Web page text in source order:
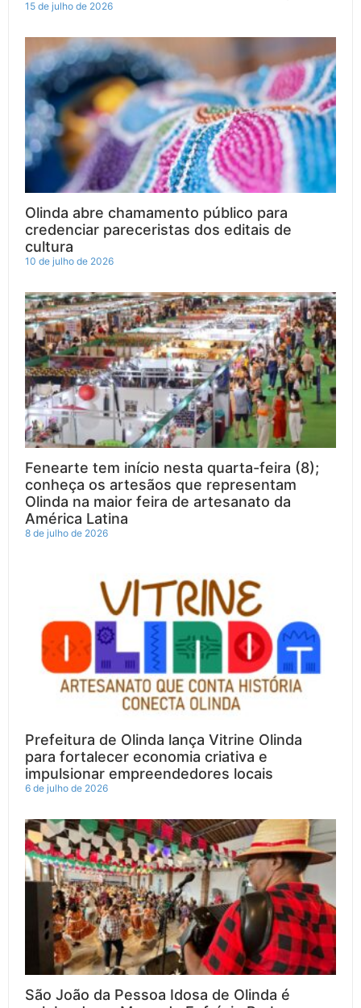
15 de julho de 2026
Olinda abre chamamento público para
credenciar pareceristas dos editais de
cultura
10 de julho de 2026
Fenearte tem início nesta quarta-feira (8);
conheça os artesãos que representam
Olinda na maior feira de artesanato da
América Latina
8 de julho de 2026
Prefeitura de Olinda lança Vitrine Olinda
para fortalecer economia criativa e
impulsionar empreendedores locais
6 de julho de 2026
São João da Pessoa Idosa de Olinda é